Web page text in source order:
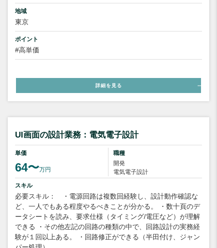
地域
東京
ポイント
#高単価
詳細を見る
UI画面の設計業務：電気電子設計
単価
64〜万円
職種
開発
電気電子設計
スキル
必要スキル： ・電源回路は複数回経験し、設計動作確認な
ど、一人でもある程度やるべきことが分かる。 ・数十頁のデ
ータシートを読み、要求仕様（タイミング/電圧など）が理解
できる ・その他左記の回路の種類の中で、回路設計の実務経
験が１回以上ある。 ・回路修正ができる（半田付け、ジャン